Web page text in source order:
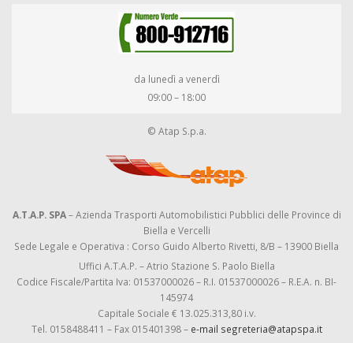
da lunedì a venerdì
09:00 – 18:00
© Atap S.p.a.
A.T.A.P. SPA– Azienda Trasporti Automobilistici Pubblici delle Province di
Biella e Vercelli
Sede Legale e Operativa : Corso Guido Alberto Rivetti, 8/B – 13900 Biella
Uffici A.T.A.P. – Atrio Stazione S. Paolo Biella
Codice Fiscale/Partita Iva: 01537000026 – R.I. 01537000026 – R.E.A. n. BI-
145974
Capitale Sociale € 13.025.313,80 i.v.
Tel. 0158488411 – Fax 015401398 – e-mail segreteria@atapspa.it